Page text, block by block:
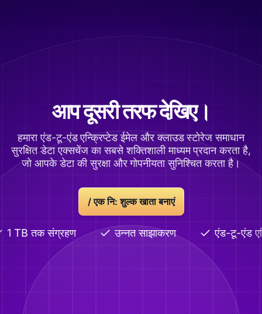
आप दूसरी तरफ देखिए।
हमारा एंड-टू-एंड एन्क्रिप्टेड ईमेल और क्लाउड स्टोरेज समाधान
सुरक्षित डेटा एक्सचेंज का सबसे शक्तिशाली माध्यम प्रदान करता है,
जो आपके डेटा की सुरक्षा और गोपनीयता सुनिश्चित करता है।
/एक नि: शुल्क खाता बनाएं
1 TB तक संग्रहण उन्नत साझाकरण एंड-टू-एंड